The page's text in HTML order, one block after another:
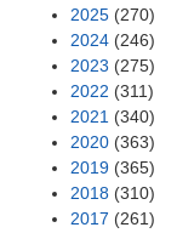
2025 (270)
2024 (246)
2023 (275)
2022 (311)
2021 (340)
2020 (363)
2019 (365)
2018 (310)
2017 (261)